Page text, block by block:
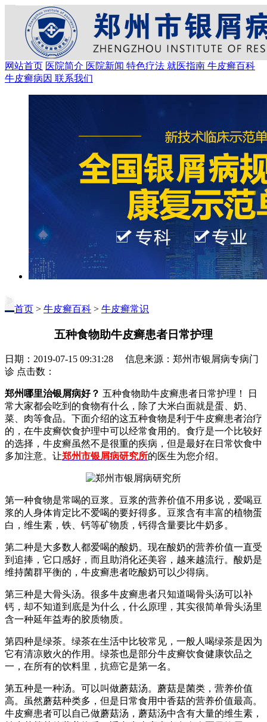
网站首页 医院简介 医院新闻 特色疗法 就医指南 牛皮癣百科
牛皮癣病因 联系我们
首页 > 牛皮癣百科 > 牛皮癣常识
五种食物助牛皮癣患者日常护理
日期：2019-07-15 09:31:28 信息来源：郑州市银屑病专病门
诊 点击数：
郑州哪里治银屑病好？ 五种食物助牛皮癣患者日常护理！ 日
常大家都会吃到的食物有什么，除了大米白面就是蛋、奶、
菜、肉等食品。下面介绍的这五种食物是利于牛皮癣患者治疗
的，在牛皮癣饮食护理中可以经常食用的。食疗是一个比较好
的选择，牛皮癣虽然不是很重的疾病，但是最好在日常饮食中
多加注意。让郑州市银屑病研究所的医生为您介绍。
第一种食物是常喝的豆浆。豆浆的营养价值不用多说，爱喝豆
浆的人身体肯定比不爱喝的要好得多。豆浆含有丰富的植物蛋
白，维生素，铁、钙等矿物质，钙得含量要比牛奶多。
第二种是大多数人都爱喝的酸奶。现在酸奶的营养价值一直受
到追捧，它口感好，而且助消化还美容，越来越流行。酸奶是
维持菌群平衡的，牛皮癣患者吃酸奶可以少得病。
第三种是大骨头汤。很多牛皮癣患者只知道喝骨头汤可以补
钙，却不知道到底是为什么，什么原理，其实很简单骨头汤里
含一种延年益寿的胶质物质。
第四种是绿茶。绿茶在生活中比较常见，一般人喝绿茶是因为
它有清凉败火的作用。绿茶也是部分牛皮癣饮食健康饮品之
一，在所有的饮料里，抗癌它是第一名。
第五种是一种汤。可以叫做蘑菇汤。蘑菇是菌类，营养价值
高。虽然蘑菇种类多，但是日常食用中香菇的营养价值最高。
牛皮癣患者可以自己做蘑菇汤，蘑菇汤中含有大量的维生素，